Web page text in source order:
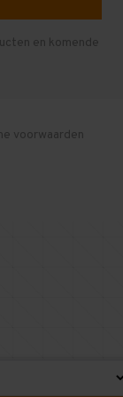
en komende
voorwaarden